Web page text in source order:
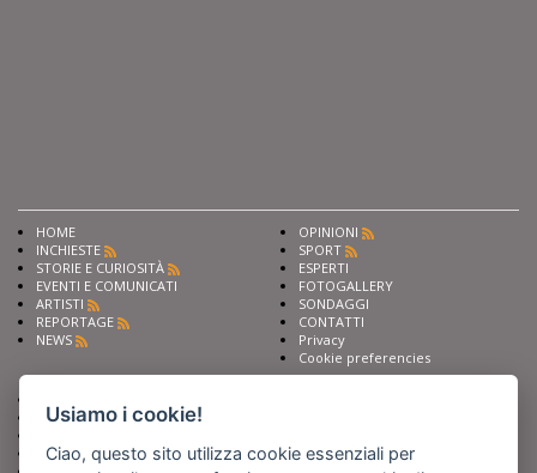
HOME
INCHIESTE
STORIE E CURIOSITÀ
EVENTI E COMUNICATI
ARTISTI
REPORTAGE
NEWS
OPINIONI
SPORT
ESPERTI
FOTOGALLERY
SONDAGGI
CONTATTI
Privacy
Cookie preferencies
Scrivi alla redazione
Sostieni Barinedita
Usiamo i cookie!
Ciao, questo sito utilizza cookie essenziali per